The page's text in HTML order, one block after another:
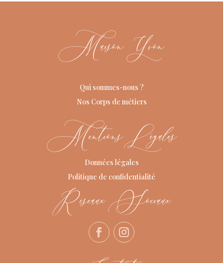
Maison Yvon
Qui sommes-nous ?
Nos Corps de métiers
Mentions Légales
Données légales
Politique de confidentialité
Réseaux Sociaux